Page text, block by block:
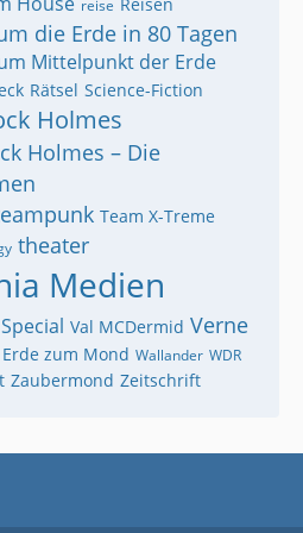
reise
die Erde in 80 Tagen
Mittelpunkt der Erde
Rätsel Science-Fiction
Holmes
Holmes – Die
Team X-Treme
theater
Medien
Val MCDermid Verne
zum Mond Wallander WDR
Zaubermond Zeitschrift